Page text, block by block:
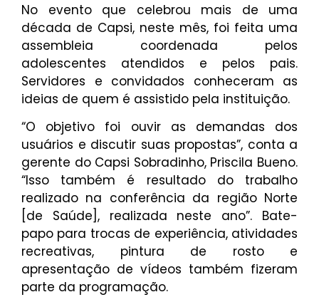
No evento que celebrou mais de uma
década de Capsi, neste mês, foi feita uma
assembleia coordenada pelos
adolescentes atendidos e pelos pais.
Servidores e convidados conheceram as
ideias de quem é assistido pela instituição.
“O objetivo foi ouvir as demandas dos
usuários e discutir suas propostas”, conta a
gerente do Capsi Sobradinho, Priscila Bueno.
“Isso também é resultado do trabalho
realizado na conferência da região Norte
[de Saúde], realizada neste ano”. Bate-
papo para trocas de experiência, atividades
recreativas, pintura de rosto e
apresentação de vídeos também fizeram
parte da programação.‌